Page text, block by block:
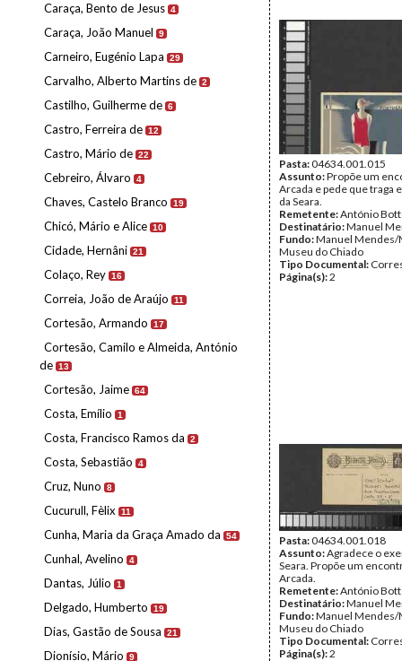
Caraça, Bento de Jesus 4
Caraça, João Manuel 9
Carneiro, Eugénio Lapa 29
Carvalho, Alberto Martins de 2
Castilho, Guilherme de 6
Castro, Ferreira de 12
Castro, Mário de 22
Cebreiro, Álvaro 4
Chaves, Castelo Branco 19
Chicó, Mário e Alice 10
Cidade, Hernâni 21
Colaço, Rey 16
Correia, João de Araújo 11
Cortesão, Armando 17
Cortesão, Camilo e Almeida, António
de 13
Cortesão, Jaime 64
Costa, Emílio 1
Costa, Francisco Ramos da 2
Costa, Sebastião 4
Cruz, Nuno 8
Cucurull, Fèlix 11
Cunha, Maria da Graça Amado da 54
Cunhal, Avelino 4
Dantas, Júlio 1
Delgado, Humberto 19
Dias, Gastão de Sousa 21
Dionísio, Mário 9
Pasta:04634.001.015
Assunto:Propõe um
Arcada e pede que traga
da Seara.
Remetente:António
Destinatário:Manuel
Fundo:Manuel Mendes/
Museu do Chiado
Tipo Documental:
Página(s):2
Pasta:04634.001.018
Assunto:Agradece o
Seara. Propõe um
Arcada.
Remetente:António
Destinatário:Manuel
Fundo:Manuel Mendes/
Museu do Chiado
Tipo Documental:
Página(s):2